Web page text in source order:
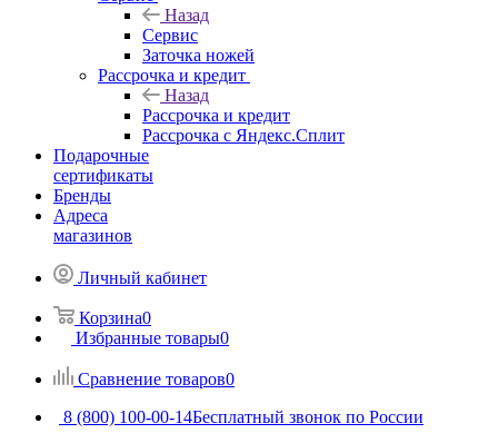
Назад
Сервис
Заточка ножей
Рассрочка и кредит
Назад
Рассрочка и кредит
Рассрочка с Яндекс.Сплит
Подарочные
сертификаты
Бренды
Адреса
магазинов
Личный кабинет
Корзина0
Избранные товары0
Сравнение товаров0
8 (800) 100-00-14Бесплатный звонок по России